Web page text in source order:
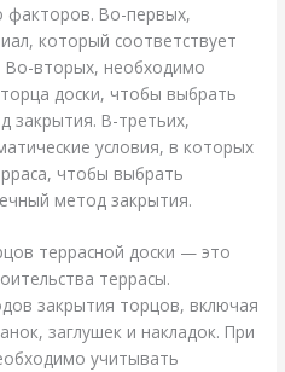
факторов. Во-первых,
который соответствует
Во-вторых, необходимо
доски, чтобы выбрать
закрытия. В-третьих,
условия, в которых
чтобы выбрать
метод закрытия.
террасной доски — это
террасы.
закрытия торцов, включая
заглушек и накладок. При
учитывать